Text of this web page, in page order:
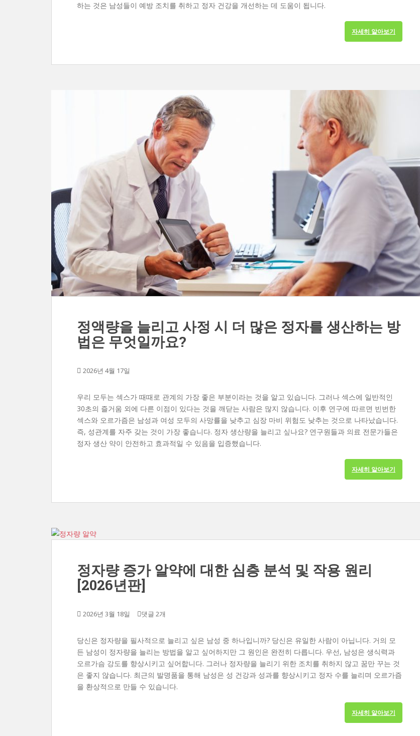
하는 것은 남성들이 예방 조치를 취하고 정자 건강을 개선하는 데 도움이 됩니다.
자세히 알아보기
정액량을 늘리고 사정 시 더 많은 정자를 생산하는 방
법은 무엇일까요?
2026년 4월 17일
우리 모두는 섹스가 때때로 관계의 가장 좋은 부분이라는 것을 알고 있습니다. 그러나 섹스에 일반적인
30초의 즐거움 외에 다른 이점이 있다는 것을 깨닫는 사람은 많지 않습니다. 이후 연구에 따르면 빈번한
섹스와 오르가즘은 남성과 여성 모두의 사망률을 낮추고 심장 마비 위험도 낮추는 것으로 나타났습니다.
즉, 성관계를 자주 갖는 것이 가장 좋습니다. 정자 생산량을 늘리고 싶나요? 연구원들과 의료 전문가들은
정자 생산 약이 안전하고 효과적일 수 있음을 입증했습니다.
자세히 알아보기
정자량 증가 알약에 대한 심층 분석 및 작용 원리
[2026년판]
2026년 3월 18일 댓글 2개
당신은 정자량을 필사적으로 늘리고 싶은 남성 중 하나입니까? 당신은 유일한 사람이 아닙니다. 거의 모
든 남성이 정자량을 늘리는 방법을 알고 싶어하지만 그 원인은 완전히 다릅니다. 우선, 남성은 생식력과
오르가슴 강도를 향상시키고 싶어합니다. 그러나 정자량을 늘리기 위한 조치를 취하지 않고 꿈만 꾸는 것
은 좋지 않습니다. 최근의 발명품을 통해 남성은 성 건강과 성과를 향상시키고 정자 수를 늘리며 오르가즘
을 환상적으로 만들 수 있습니다.
자세히 알아보기